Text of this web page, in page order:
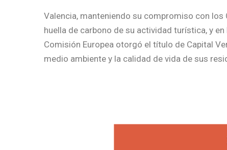
Valencia, manteniendo su compromiso con los
huella de carbono de su actividad turística, y
Comisión Europea otorgó el título de Capital
medio ambiente y la calidad de vida de sus